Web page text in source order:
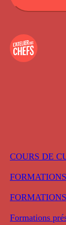
COURS DE
Formations